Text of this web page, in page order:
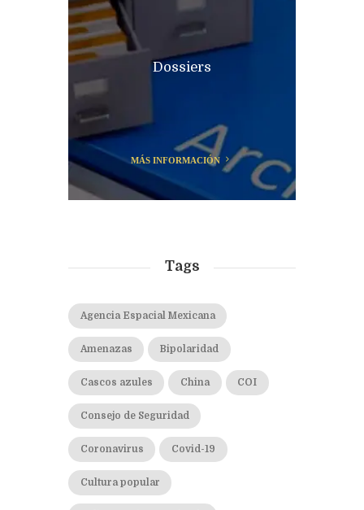
Dossiers
MÁS INFORMACIÓN
Tags
Agencia Espacial Mexicana
Amenazas Bipolaridad
Cascos azules China COI
Consejo de Seguridad
Coronavirus Covid-19
Cultura popular